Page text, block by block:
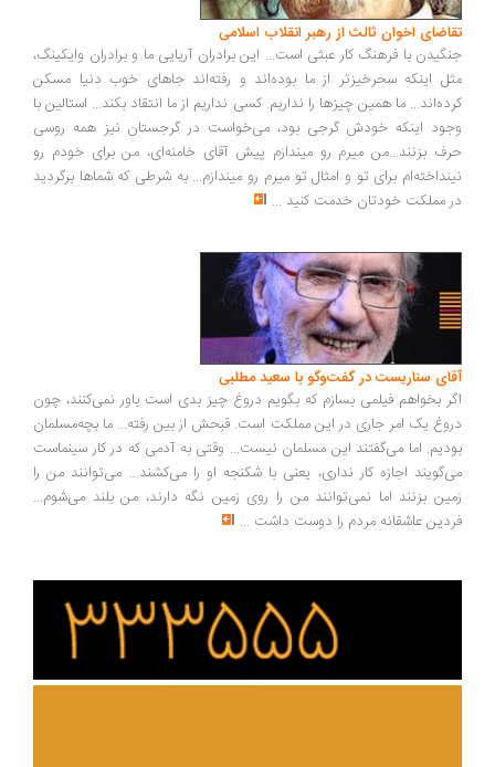
اخوان ثالث از رهبر انقلاب اسلامی
با فرهنگ کار عبثی است... این برادران آریایی ما و برادران وایکینگ،
اینکه سحرخیزتر از ما بوده‌اند و رفته‌اند جاهای خوب دنیا مسکن
ما همین چیزها را نداریم. کسی نداریم از ما انتقاد بکند... استالین با
اینکه خودش گرجی بود، می‌خواست در گرجستان نیز همه روسی
بزنند...من میرم رو میندازم پیش آقای خامنه‌ای، من برای خودم رو
برای تو و امثال تو میرم رو میندازم... به شرطی که شماها برگردید
مملکت خودتان خدمت کنید...
سناریست در گفت‌وگو با سعید مطلبی
بخواهم فیلمی بسازم که بگویم دروغ چیز بدی است باور نمی‌کنند، چون
یک امر جاری در این مملکت است. قبحش از بین رفته... ما بچه‌مسلمان
اما می‌گفتند این مسلمان نیست... وقتی به آدمی که در کار سینماست
اجازه کار نداری، یعنی با شکنجه او را می‌کشند... می‌توانند من را
بزنند اما نمی‌توانند من را روی زمین نگه دارند، من بلند می‌شوم...
عاشقانه مردم را دوست داشت ...